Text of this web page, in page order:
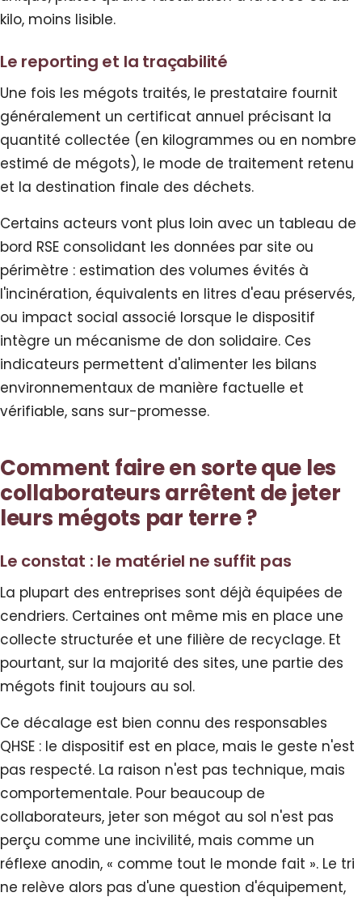
kilo, moins lisible.
Le reporting et la traçabilité
Une fois les mégots traités, le prestataire fournit
généralement un certificat annuel précisant la
quantité collectée (en kilogrammes ou en nombre
estimé de mégots), le mode de traitement retenu
et la destination finale des déchets.
Certains acteurs vont plus loin avec un tableau de
bord RSE consolidant les données par site ou
périmètre : estimation des volumes évités à
l'incinération, équivalents en litres d'eau préservés,
ou impact social associé lorsque le dispositif
intègre un mécanisme de don solidaire. Ces
indicateurs permettent d'alimenter les bilans
environnementaux de manière factuelle et
vérifiable, sans sur-promesse.
Comment faire en sorte que les
collaborateurs arrêtent de jeter
leurs mégots par terre ?
Le constat : le matériel ne suffit pas
La plupart des entreprises sont déjà équipées de
cendriers. Certaines ont même mis en place une
collecte structurée et une filière de recyclage. Et
pourtant, sur la majorité des sites, une partie des
mégots finit toujours au sol.
Ce décalage est bien connu des responsables
QHSE : le dispositif est en place, mais le geste n'est
pas respecté. La raison n'est pas technique, mais
comportementale. Pour beaucoup de
collaborateurs, jeter son mégot au sol n'est pas
perçu comme une incivilité, mais comme un
réflexe anodin, « comme tout le monde fait ». Le tri
ne relève alors pas d'une question d'équipement,